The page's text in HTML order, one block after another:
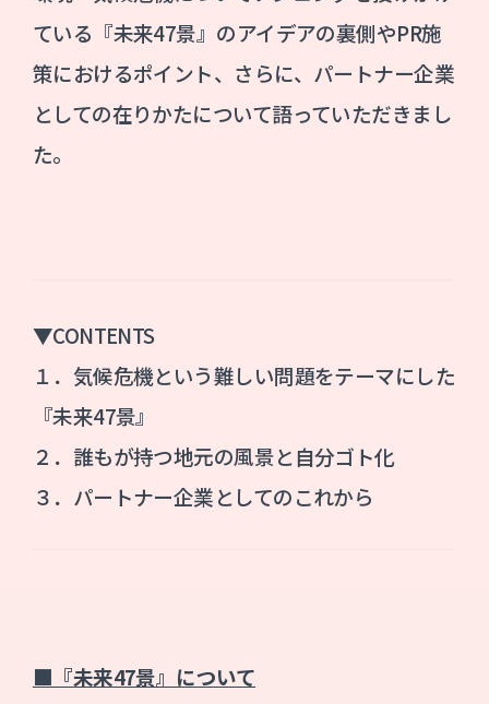
ている『未来47景』のアイデアの裏側やPR施
策におけるポイント、さらに、パートナー企業
としての在りかたについて語っていただきまし
た。
▼CONTENTS
１．気候危機という難しい問題をテーマにした
『未来47景』
２．誰もが持つ地元の風景と自分ゴト化
３．パートナー企業としてのこれから
■『未来47景』について